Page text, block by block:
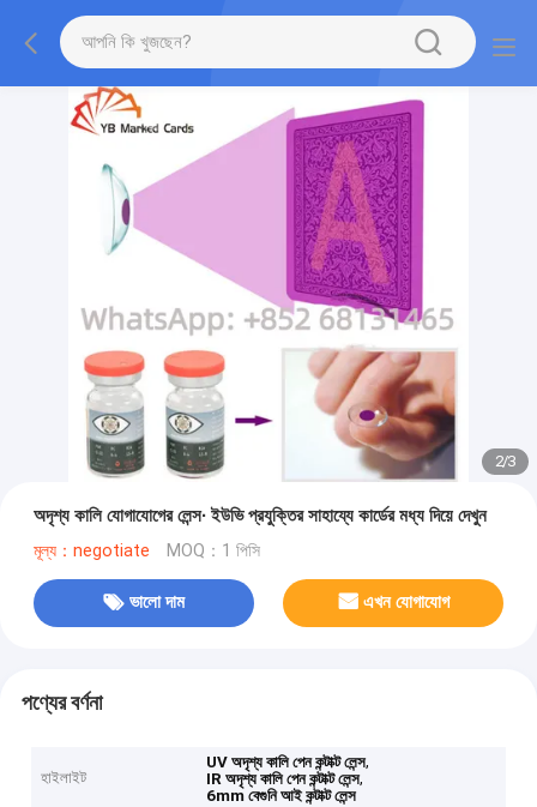
2/3
অদৃশ্য কালি যোগাযোগের লেন্স∙ ইউভি প্রযুক্তির সাহায্যে কার্ডের মধ্য দিয়ে দেখুন
মূল্য：negotiate MOQ：1 পিসি
ভালো দাম এখন যোগাযোগ
পণ্যের বর্ণনা
হাইলাইট
UV অদৃশ্য কালি পেন কন্টাক্ট লেন্স,
IR অদৃশ্য কালি পেন কন্টাক্ট লেন্স,
6mm বেগুনি আই কন্টাক্ট লেন্স